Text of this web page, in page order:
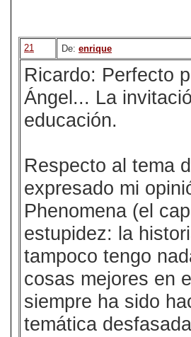
21 De: enrique
Ricardo: Perfecto
Ángel... La
educación.
Respecto al tema
expresado mi
Phenomena (el
estupidez: la
tampoco tengo
cosas mejores en
siempre ha sido
temática